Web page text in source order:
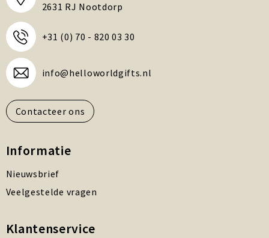
2631 RJ Nootdorp
+31 (0) 70 - 820 03 30
info@helloworldgifts.nl
Contacteer ons
Informatie
Nieuwsbrief
Veelgestelde vragen
Klantenservice